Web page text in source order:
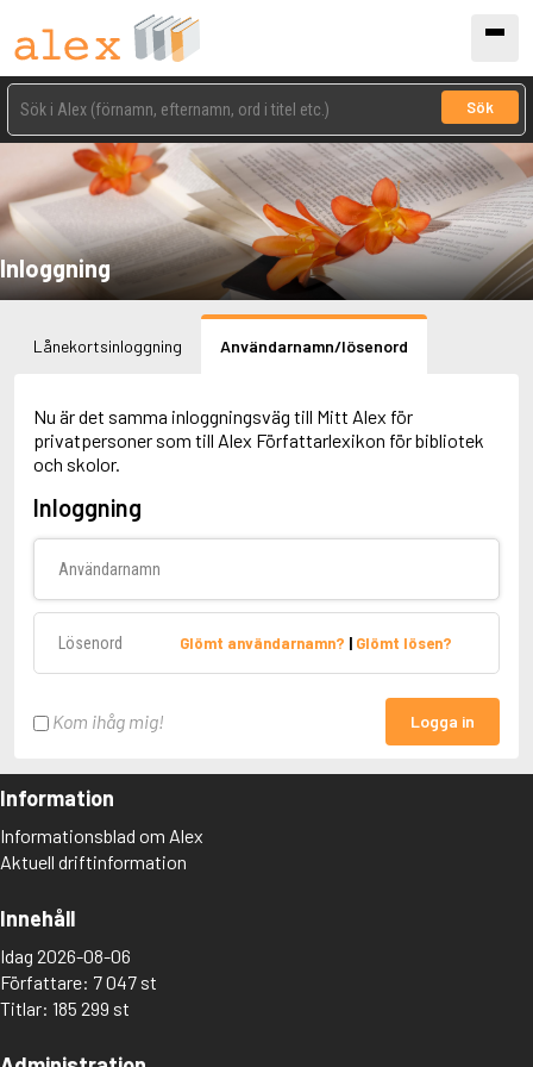
Sök
Inloggning
Lånekortsinloggning Användarnamn/lösenord
Nu är det samma inloggningsväg till Mitt Alex för
privatpersoner som till Alex Författarlexikon för bibliotek
och skolor.
Inloggning
Glömt användarnamn? | Glömt lösen?
Kom ihåg mig! Logga in
Information
Informationsblad om Alex
Aktuell driftinformation
Innehåll
Idag 2026-08-06
Författare: 7 047 st
Titlar: 185 299 st